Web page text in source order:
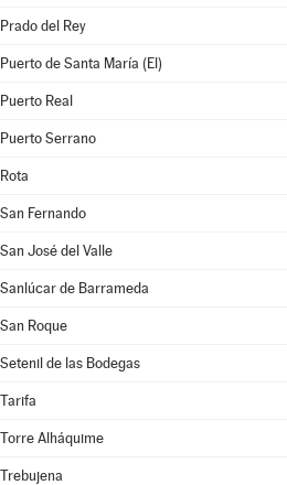
Prado del Rey
Puerto de Santa María (El)
Puerto Real
Puerto Serrano
Rota
San Fernando
San José del Valle
Sanlúcar de Barrameda
San Roque
Setenil de las Bodegas
Tarifa
Torre Alháquime
Trebujena